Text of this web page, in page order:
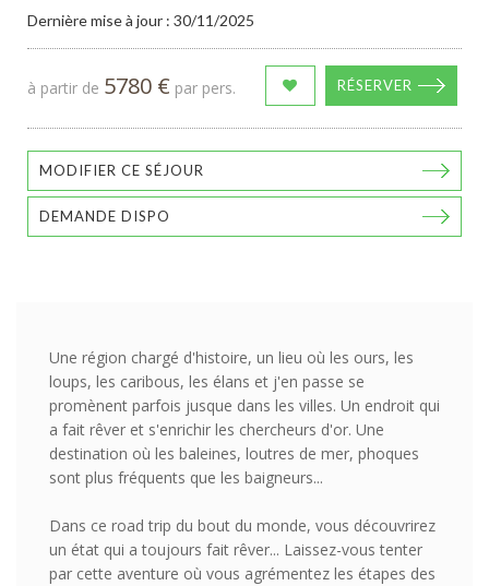
Dernière mise à jour : 30/11/2025
à partir de 5780 € par pers. RÉSERVER
MODIFIER CE SÉJOUR
DEMANDE DISPO
Une région chargé d'histoire, un lieu où les ours, les
loups, les caribous, les élans et j'en passe se
promènent parfois jusque dans les villes. Un endroit qui
a fait rêver et s'enrichir les chercheurs d'or. Une
destination où les baleines, loutres de mer, phoques
sont plus fréquents que les baigneurs...
Dans ce road trip du bout du monde, vous découvrirez
un état qui a toujours fait rêver... Laissez-vous tenter
par cette aventure où vous agrémentez les étapes des